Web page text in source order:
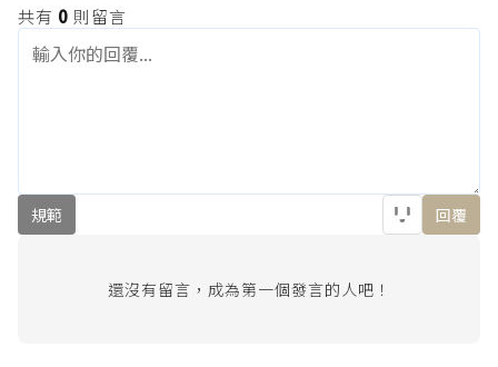
共有 0 則留言
規範 回覆
還沒有留言，成為第一個發言的人吧！